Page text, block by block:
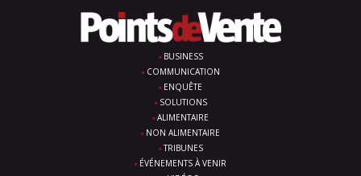
BUSINESS
COMMUNICATION
ENQUÊTE
SOLUTIONS
ALIMENTAIRE
NON ALIMENTAIRE
TRIBUNES
ÉVÉNEMENTS À VENIR